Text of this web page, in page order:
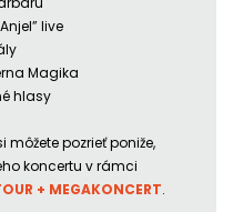
live
Magika
hlasy
môžete pozrieť poniže,
koncertu v rámci
+ MEGAKONCERT.